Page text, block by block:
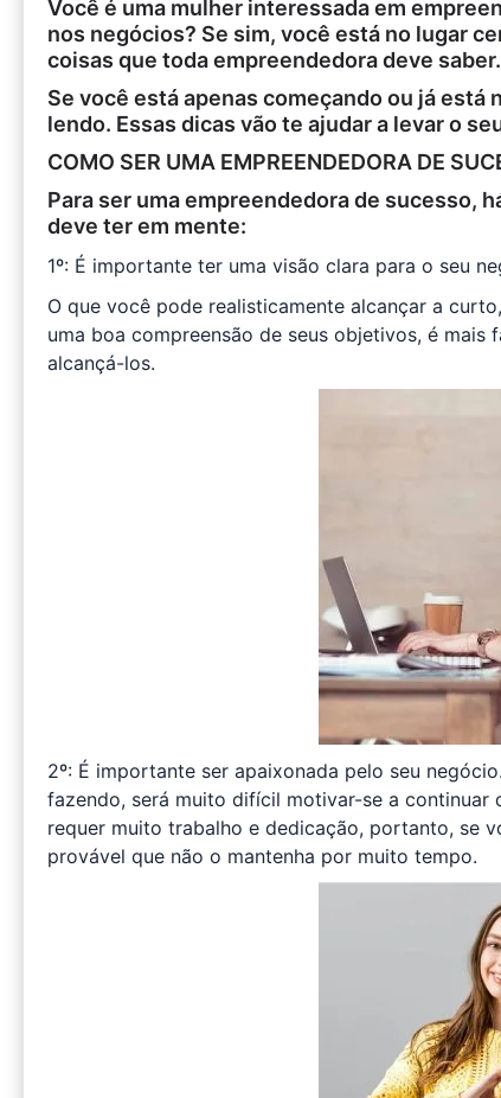
Você é uma mulher interessada em
nos negócios? Se sim, você está no lugar
coisas que toda empreendedora deve saber.
Se você está apenas começando ou já
lendo. Essas dicas vão te ajudar a levar o
COMO SER UMA EMPREENDEDORA DE
Para ser uma empreendedora de sucesso,
deve ter em mente:
1º: É importante ter uma visão clara para o seu
O que você pode realisticamente alcançar a
uma boa compreensão de seus objetivos, é
alcançá-los.
2º: É importante ser apaixonada pelo seu
fazendo, será muito difícil motivar-se a continuar
requer muito trabalho e dedicação, portanto, se
provável que não o mantenha por muito tempo.